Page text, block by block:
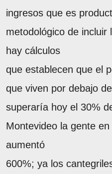
ingresos que es
metodológico de incluir
hay cálculos
que establecen que el
que viven por debajo
superaría hoy el 30%
Montevideo la gente
aumentó
600%; ya los